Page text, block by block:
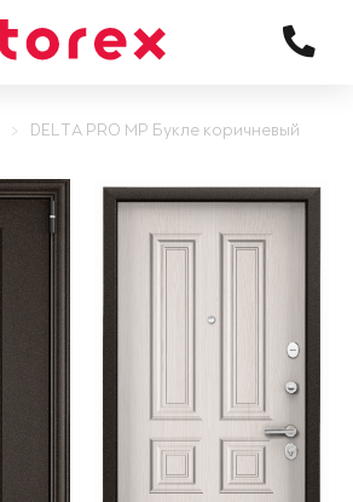
DELTA PRO MP Букле коричневый